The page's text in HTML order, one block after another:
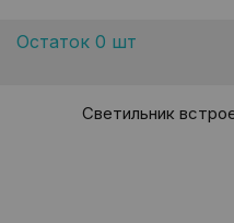
Остаток 0 шт
Светильник